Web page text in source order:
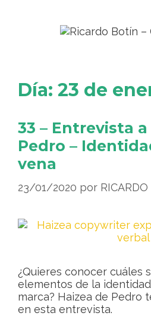
Día: 23 de
33 – Entrevista
Pedro –
vena
23/01/2020 por
¿Quieres conocer cuáles
elementos de la
marca? Haizea de Pedro
en esta entrevista.